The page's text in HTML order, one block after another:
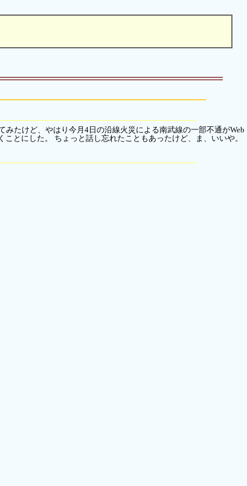
たけど、やはり今月4日の沿線火災による南武線の一部不通がWeb
とにした。 ちょっと話し忘れたこともあったけど、ま、いいや。